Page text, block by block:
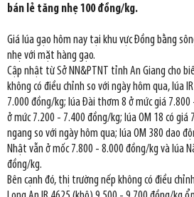
bán lẻ tăng nhẹ 100 đồng/kg.
Giá lúa gạo hôm nay tại khu vực Đồng bằng
nhẹ với mặt hàng gạo.
Cập nhật từ Sở NN&PTNT tỉnh An Giang cho
không có điều chỉnh so với ngày hôm qua, lúa
7.000 đồng/kg; lúa Đài thơm 8 ở mức giá 7.800
ở mức 7.200 - 7.400 đồng/kg; lúa OM 18 có giá
ngang so với ngày hôm qua; lúa OM 380 dao
Nhật vẫn ở mốc 7.800 - 8.000 đồng/kg và lúa
đồng/kg.
Bên cạnh đó, thị trường nếp không có điều